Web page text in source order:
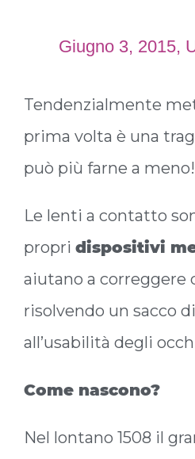
Giugno 3, 2015,
Tendenzialmente
prima volta è una
può più farne a meno!
Le lenti a contatto
propri dispositivi
aiutano a
risolvendo un sacco
all’usabilità degli
Come nascono?
Nel lontano 1508 il